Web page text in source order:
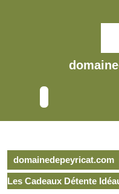
domainedepeyricat.com
Les Cadeaux Détente